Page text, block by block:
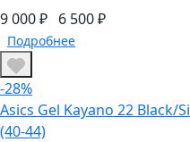
9 000 ₽ 6 500 ₽
Подробнее
-28%
Asics Gel Kayano 22
(40-44)